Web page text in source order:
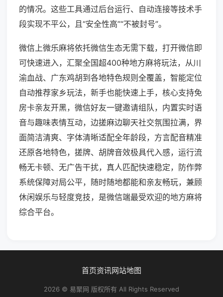
的情况。这些工具通过后台运行、自动连接等技术手
段实现不平公，且“安全性高”“不被封号”。
微信上微乐麻将依托微信生态无需下载，打开微信即
可快速进入，汇聚全国超400种地方麻将玩法，从川
渝血战、广东鸡胡到各地特色规则全覆盖，智能定位
自动推荐家乡玩法，新手也能快速上手，核心支持免
房卡亲友开黑，微信好友一键邀请组队，内置实时语
音与趣味表情互动，边搓麻边聊天社交氛围拉满，界
面简洁清爽、字体清晰适配全年龄段，方言配音精准
还原各地特色，搓牌、胡牌音效极具代入感，运行流
畅无卡顿、无广告干扰，真人匹配快速稳定，防作弊
系统保障对局公平，随时随地都能和亲友畅玩，兼顾
休闲娱乐与轻度竞技，是微信端最受欢迎的地方麻将
综合平台。
首页资讯网站地图
2026 © 易聚网 版权所有 All Rights Reserved